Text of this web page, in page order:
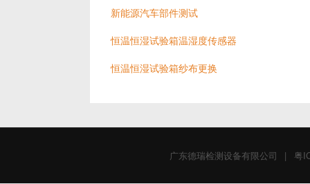
新能源汽车部件测试
恒温恒湿试验箱温湿度传感器
恒温恒湿试验箱纱布更换
广东德瑞检测设备有限公司 | 粤